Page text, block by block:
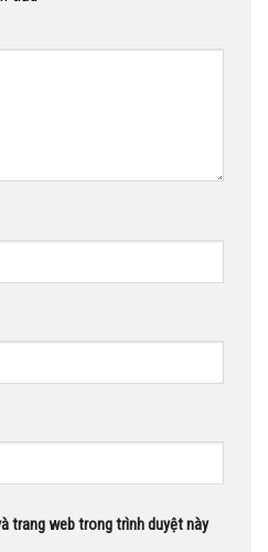
trang web trong trình duyệt này